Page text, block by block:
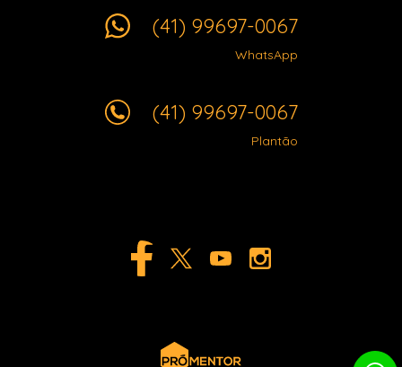
(41) 99697-0067
WhatsApp
(41) 99697-0067
Plantão